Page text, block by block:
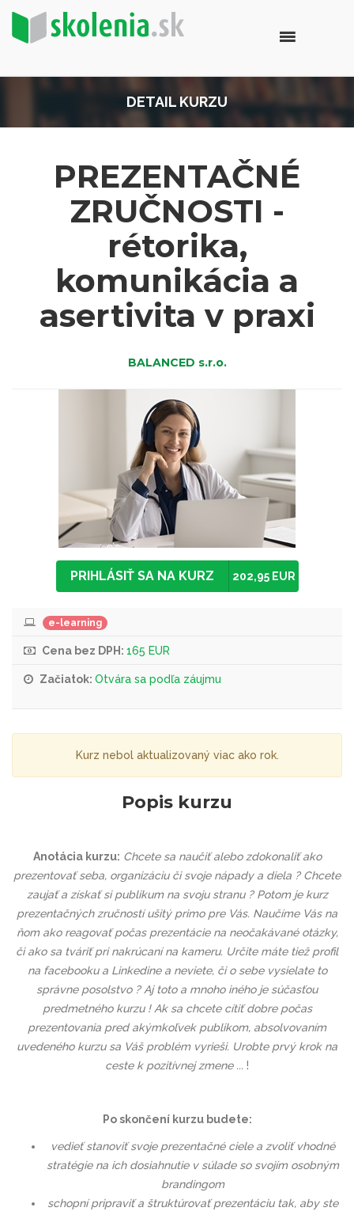
DETAIL KURZU
PREZENTAČNÉ
ZRUČNOSTI -
rétorika,
komunikácia a
asertivita v praxi
BALANCED s.r.o.
PRIHLÁSIŤ SA NA KURZ 202,95 EUR
e-learning
Cena bez DPH: 165 EUR
Začiatok: Otvára sa podľa záujmu
Kurz nebol aktualizovaný viac ako rok.
Popis kurzu
Anotácia kurzu: Chcete sa naučiť alebo zdokonaliť ako
prezentovať seba, organizáciu či svoje nápady a diela ? Chcete
zaujať a získať si publikum na svoju stranu ? Potom je kurz
prezentačných zručností ušitý primo pre Vás. Naučíme Vás na
ňom ako reagovať počas prezentácie na neočakávané otázky,
či ako sa tváriť pri nakrúcaní na kameru. Určite máte tiež profil
na facebooku a Linkedine a neviete, či o sebe vysielate to
správne posolstvo ? Aj toto a mnoho iného je súčasťou
predmetného kurzu ! Ak sa chcete cítiť dobre počas
prezentovania pred akýmkoľvek publikom, absolvovaním
uvedeného kurzu sa Váš problém vyrieši. Urobte prvý krok na
ceste k pozitívnej zmene ... !
Po skončení kurzu budete:
vedieť stanoviť svoje prezentačné ciele a zvoliť vhodné
stratégie na ich dosiahnutie v súlade so svojím osobným
brandingom
schopní pripraviť a štruktúrovať prezentáciu tak, aby ste